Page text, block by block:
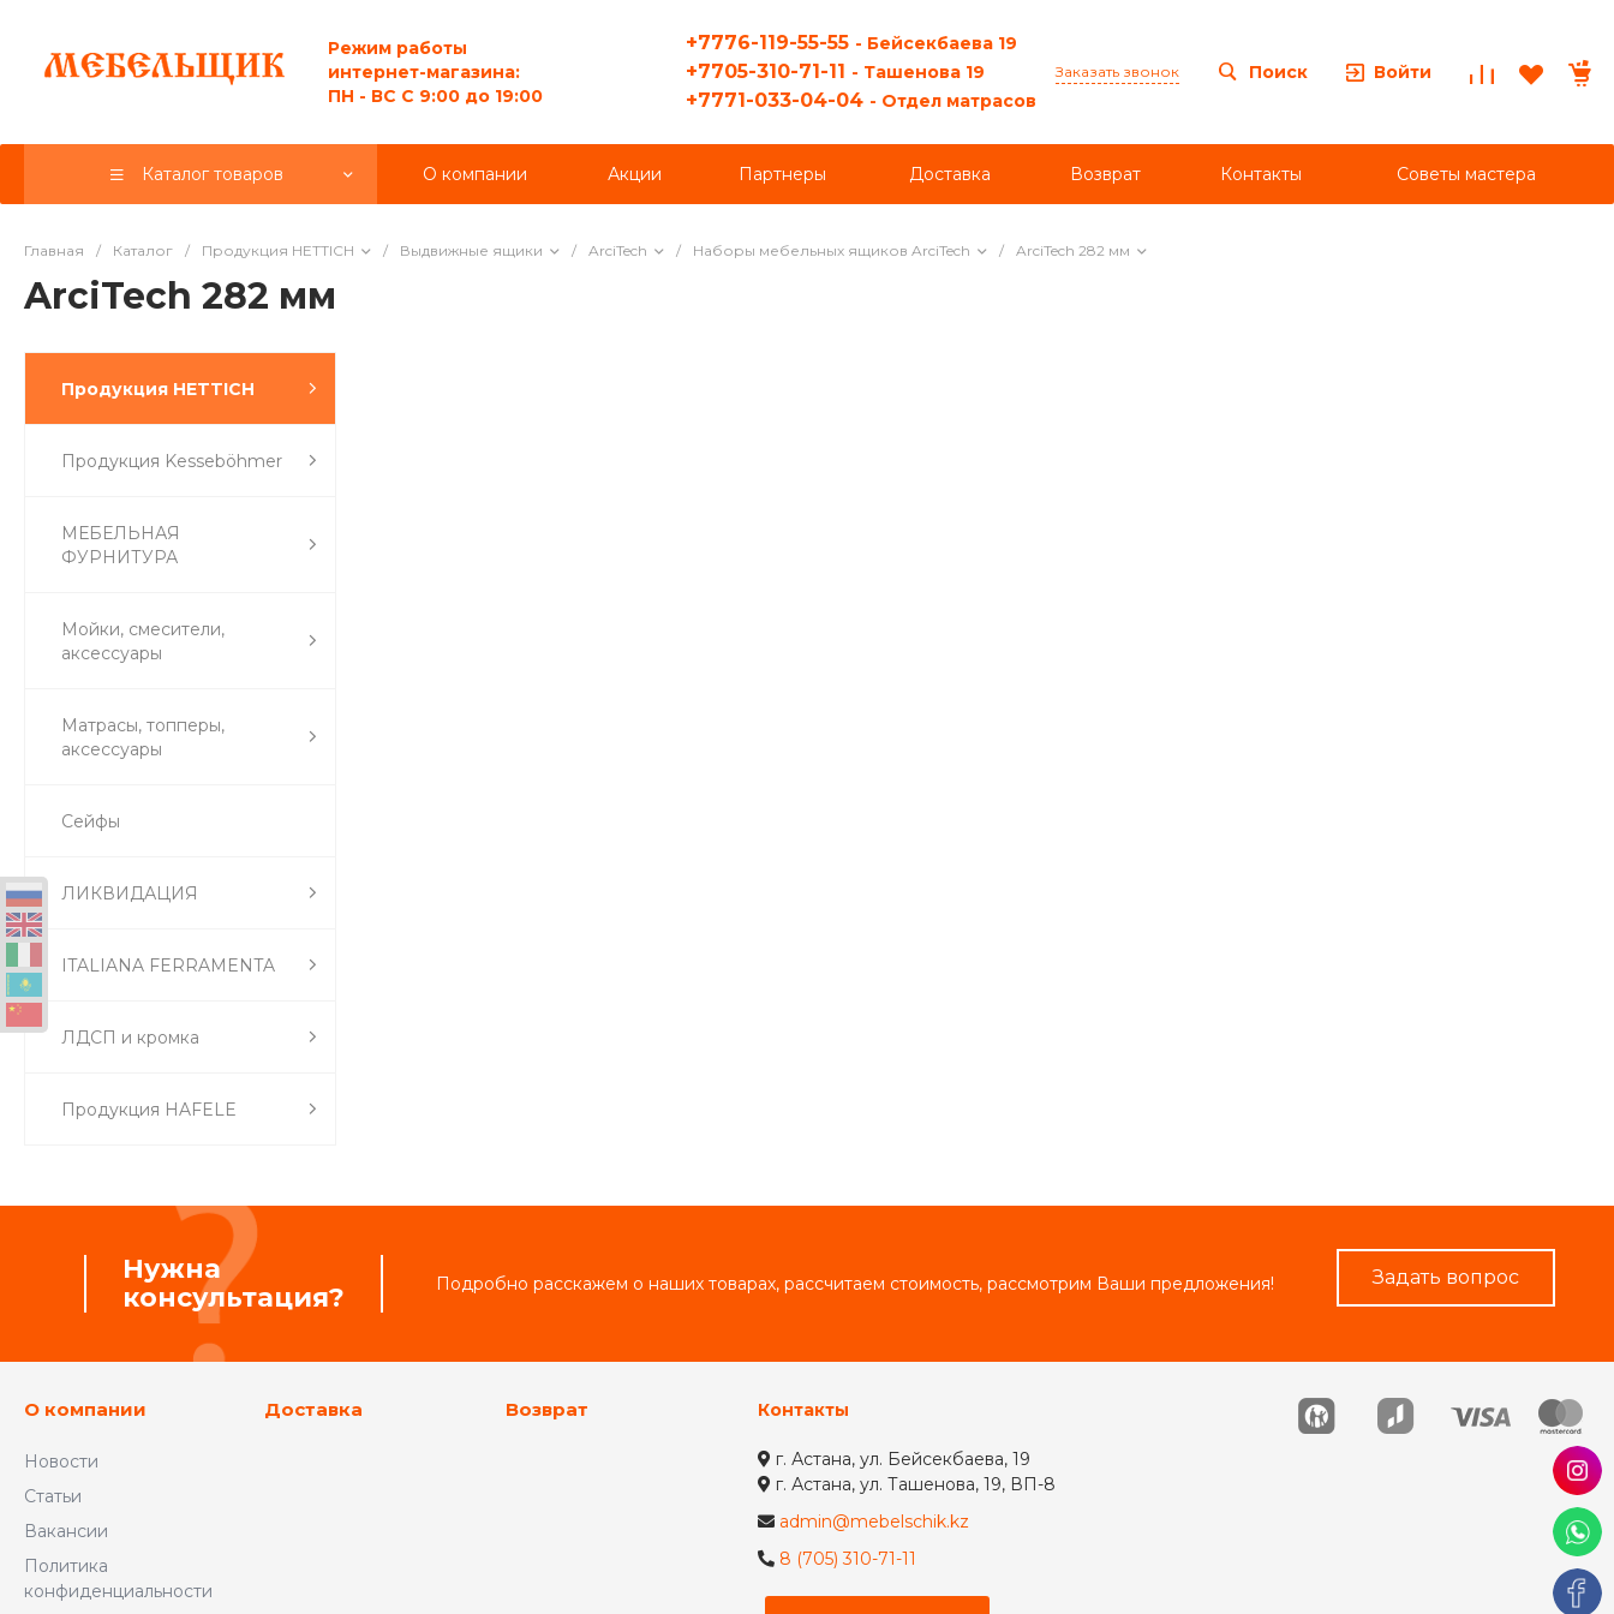
Режим работы
интернет-магазина:
ПН - ВС C 9:00 до 19:00
+7776-119-55-55 - Бейсекбаева 19
+7705-310-71-11 - Ташенова 19
+7771-033-04-04 - Отдел матрасов
Заказать звонок Поиск Войти
Каталог товаров О компании Акции Партнеры Доставка Возврат Контакты Советы мастера
Главная / Каталог / Продукция HETTICH / Выдвижные ящики / ArciTech / Наборы мебельных ящиков ArciTech / ArciTech 282 мм
ArciTech 282 мм
Продукция HETTICH
Продукция Kesseböhmer
МЕБЕЛЬНАЯ
ФУРНИТУРА
Мойки, смесители,
аксессуары
Матрасы, топперы,
аксессуары
Сейфы
ЛИКВИДАЦИЯ
ITALIANA FERRAMENTA
ЛДСП и кромка
Продукция HAFELE
Нужна
консультация?
Подробно расскажем о наших товарах, рассчитаем стоимость, рассмотрим Ваши предложения! Задать вопрос
О компании
Новости
Статьи
Вакансии
Политика
конфиденциальности
Доставка Возврат Контакты
г. Астана, ул. Бейсекбаева, 19
г. Астана, ул. Ташенова, 19, ВП-8
admin@mebelschik.kz
8 (705) 310-71-11